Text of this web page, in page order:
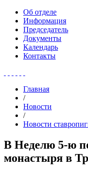
Об отделе
Информация
Председатель
Документы
Календарь
Контакты
Главная
/
Новости
/
Новости
В Неделю 5-ю
монастыря в